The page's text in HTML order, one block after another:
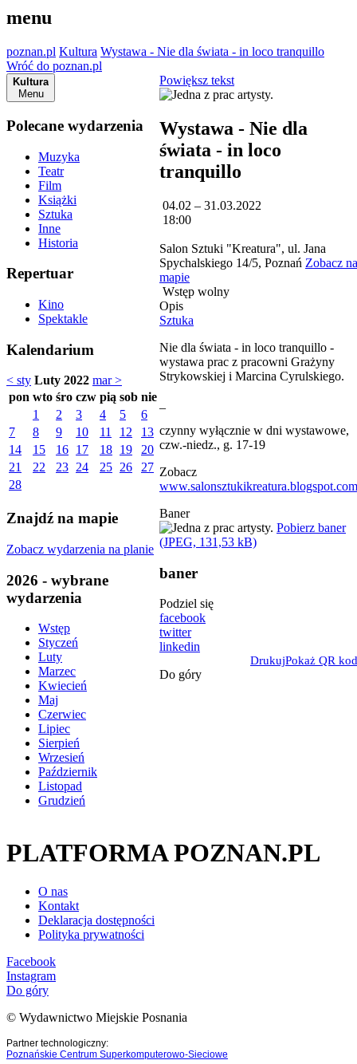
menu
poznan.pl Kultura Wystawa - Nie dla świata - in loco tranquillo
Wróć do poznan.pl
Kultura
Menu
Polecane wydarzenia
Muzyka
Teatr
Film
Książki
Sztuka
Inne
Historia
Repertuar
Kino
Spektakle
Kalendarium
< sty Luty 2022 mar >
pon wto śro czw pią sob nie
1
2 3 4 5
6
7
8 9 10 11 12
13
14
15 16 17 18 19
20
21
22 23 24 25 26
27
28
Znajdź na mapie
Zobacz wydarzenia na planie
2026 - wybrane
wydarzenia
Wstęp
Styczeń
Luty
Marzec
Kwiecień
Maj
Czerwiec
Lipiec
Sierpień
Wrzesień
Październik
Listopad
Grudzień
Powiększ tekst
Wystawa - Nie dla
świata - in loco
tranquillo
04.02 – 31.03.2022
18:00
Salon Sztuki "Kreatura", ul. Jana
Spychalskiego 14/5, Poznań Zobacz na
mapie
Wstęp wolny
Opis
Sztuka
Nie dla świata - in loco tranquillo -
wystawa prac z pracowni Grażyny
Strykowskiej i Marcina Cyrulskiego.
czynny wyłącznie w dni wystawowe,
czw.-niedz., g. 17-19
Zobacz
www.salonsztukikreatura.blogspot.com
Baner
Pobierz baner
(JPEG, 131,53 kB)
baner
Podziel się
facebook
twitter
linkedin
DrukujPokaż QR kod
Do góry
PLATFORMA POZNAN.PL
O nas
Kontakt
Deklaracja dostępności
Polityka prywatności
Facebook
Instagram
Do góry
© Wydawnictwo Miejskie Posnania
Partner technologiczny:
Poznańskie Centrum Superkomputerowo-Sieciowe